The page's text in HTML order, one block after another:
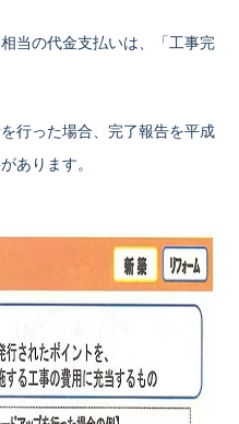
当の代金支払いは、「工事完
行った場合、完了報告を平成
あります。